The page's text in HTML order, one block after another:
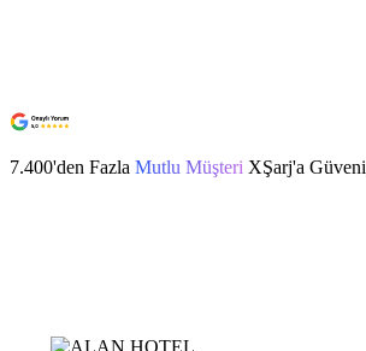
7.400'den Fazla Mutlu Müşteri XŞarj'a